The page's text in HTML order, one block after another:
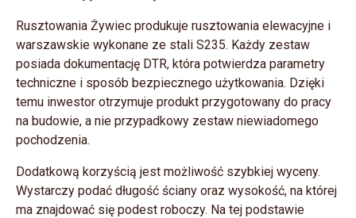
Rusztowania Żywiec produkuje rusztowania elewacyjne i
warszawskie wykonane ze stali S235. Każdy zestaw
posiada dokumentację DTR, która potwierdza parametry
techniczne i sposób bezpiecznego użytkowania. Dzięki
temu inwestor otrzymuje produkt przygotowany do pracy
na budowie, a nie przypadkowy zestaw niewiadomego
pochodzenia.
Dodatkową korzyścią jest możliwość szybkiej wyceny.
Wystarczy podać długość ściany oraz wysokość, na której
ma znajdować się podest roboczy. Na tej podstawie